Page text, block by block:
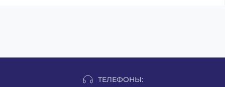
ТЕЛЕФОНЫ: